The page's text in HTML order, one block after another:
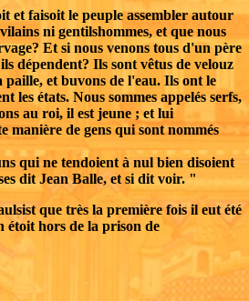
et faisoit le peuple assembler autour
ni gentilshommes, et que nous
Et si nous venons tous d'un père
dépendent? Ils sont vêtus de velouz
paille, et buvons de l'eau. Ils ont le
les états. Nous sommes appelés serfs,
au roi, il est jeune ; et lui
manière de gens qui sont nommés
qui ne tendoient à nul bien disoient
dit Jean Balle, et si dit voir. "
que très la première fois il eut été
étoit hors de la prison de